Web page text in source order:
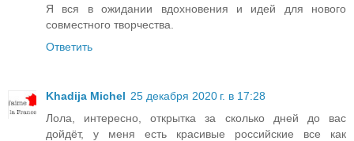
Я вся в ожидании вдохновения и идей для нового
совместного творчества.
Ответить
Khadija Michel 25 декабря 2020 г. в 17:28
Лола, интересно, открытка за сколько дней до вас
дойдёт, у меня есть красивые российские все как